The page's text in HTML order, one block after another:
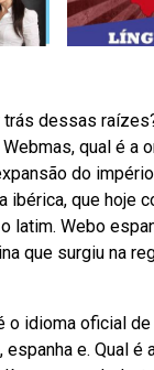
trás dessas
qual é a
do
ibérica, que hoje
latim. Webo
que surgiu na
o idioma oficial
e. Qual é